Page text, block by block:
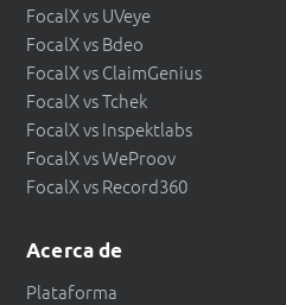
FocalX vs UVeye
FocalX vs Bdeo
FocalX vs ClaimGenius
FocalX vs Tchek
FocalX vs Inspektlabs
FocalX vs WeProov
FocalX vs Record360
Acerca de
Plataforma